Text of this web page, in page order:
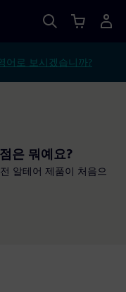
어로 보시겠습니까?
은 뭐예요?
알테어 제품이 처음으